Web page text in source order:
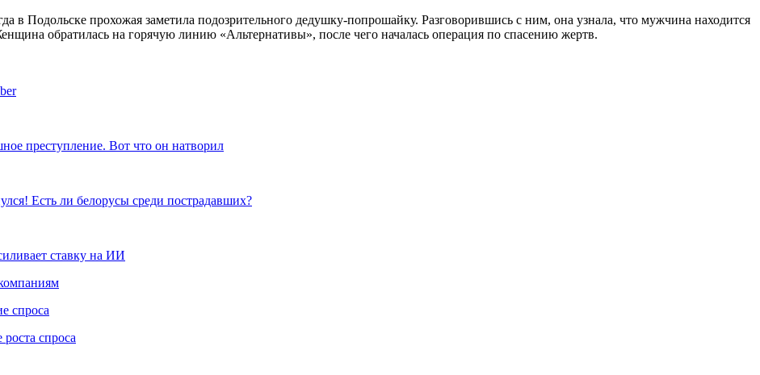
в Подольске прохожая заметила подозрительного дедушку-попрошайку. Разговорившись с ним, она узнала, что мужчина находится
обратилась на горячую линию «Альтернативы», после чего началась операция по спасению жертв.
преступление. Вот что он натворил
Есть ли белорусы среди пострадавших?
ставку на ИИ
спроса
спроса